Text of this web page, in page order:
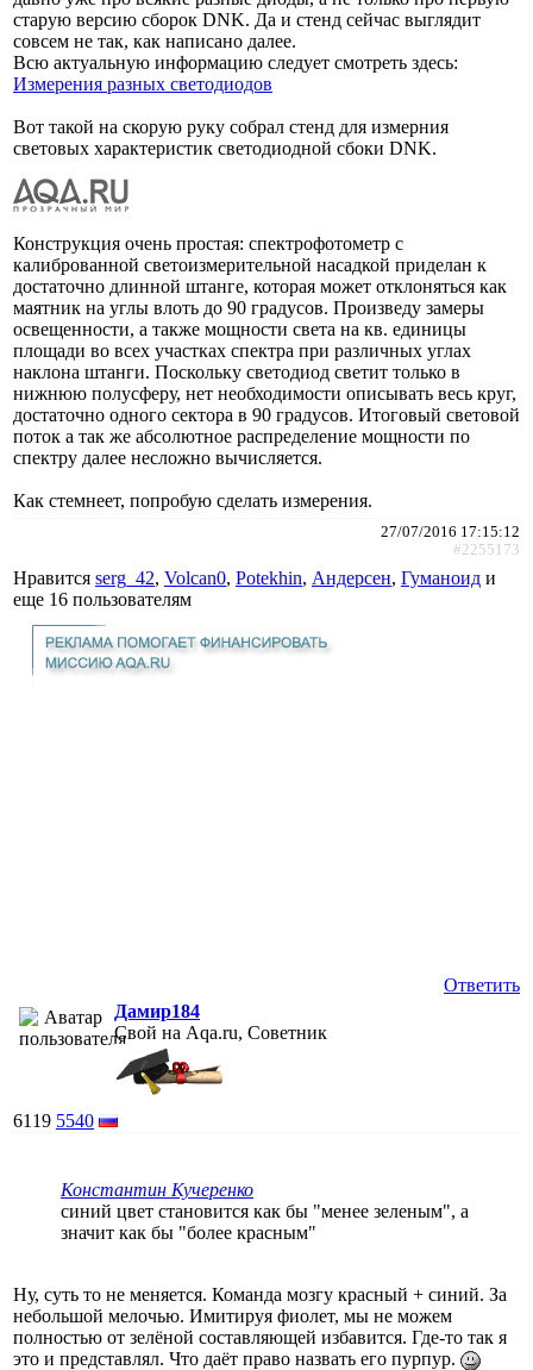
старую версию сборок DNK. Да и стенд сейчас выглядит
совсем не так, как написано далее.
Всю актуальную информацию следует смотреть здесь:
Измерения разных светодиодов
Вот такой на скорую руку собрал стенд для измерния
световых характеристик светодиодной сбоки DNK.
Конструкция очень простая: спектрофотометр с
калиброванной светоизмерительной насадкой приделан к
достаточно длинной штанге, которая может отклоняться как
маятник на углы влоть до 90 градусов. Произведу замеры
освещенности, а также мощности света на кв. единицы
площади во всех участках спектра при различных углах
наклона штанги. Поскольку светодиод светит только в
нижнюю полусферу, нет необходимости описывать весь круг,
достаточно одного сектора в 90 градусов. Итоговый световой
поток а так же абсолютное распределение мощности по
спектру далее несложно вычисляется.
Как стемнеет, попробую сделать измерения.
27/07/2016 17:15:12
#2255173
Нравится serg_42, Volcan0, Potekhin, Андерсен, Гуманоид и
еще 16 пользователям
Ответить
Дамир184
Свой на Aqa.ru, Советник
6119 5540
Константин Кучеренко
синий цвет становится как бы "менее зеленым", а
значит как бы "более красным"
Ну, суть то не меняется. Команда мозгу красный + синий. За
небольшой мелочью. Имитируя фиолет, мы не можем
полностью от зелёной составляющей избавится. Где-то так я
это и представлял. Что даёт право назвать его пурпур.